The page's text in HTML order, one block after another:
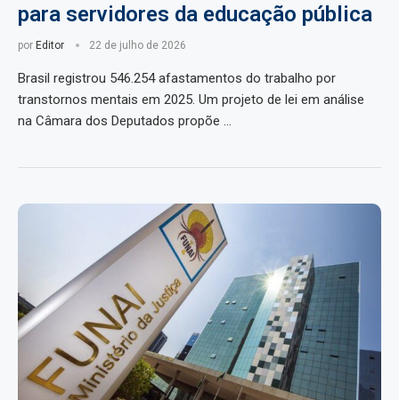
para servidores da educação pública
por Editor 22 de julho de 2026
Brasil registrou 546.254 afastamentos do trabalho por
transtornos mentais em 2025. Um projeto de lei em análise
na Câmara dos Deputados propõe …